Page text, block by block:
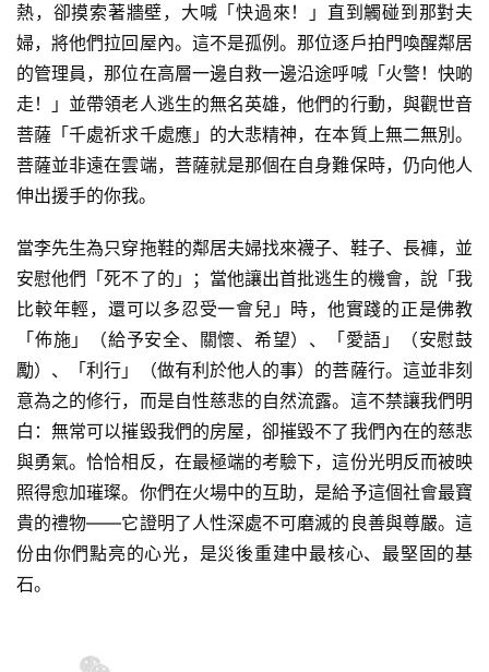
熱，卻摸索著牆壁，大喊「快過來！」直到觸碰到那對夫
婦，將他們拉回屋內。這不是孤例。那位逐戶拍門喚醒鄰居
的管理員，那位在高層一邊自救一邊沿途呼喊「火警！快啲
走！」並帶領老人逃生的無名英雄，他們的行動，與觀世音
菩薩「千處祈求千處應」的大悲精神，在本質上無二無別。
菩薩並非遠在雲端，菩薩就是那個在自身難保時，仍向他人
伸出援手的你我。
當李先生為只穿拖鞋的鄰居夫婦找來襪子、鞋子、長褲，並
安慰他們「死不了的」；當他讓出首批逃生的機會，說「我
比較年輕，還可以多忍受一會兒」時，他實踐的正是佛教
「佈施」（給予安全、關懷、希望）、「愛語」（安慰鼓
勵）、「利行」（做有利於他人的事）的菩薩行。這並非刻
意為之的修行，而是自性慈悲的自然流露。這不禁讓我們明
白：無常可以摧毀我們的房屋，卻摧毀不了我們內在的慈悲
與勇氣。恰恰相反，在最極端的考驗下，這份光明反而被映
照得愈加璀璨。你們在火場中的互助，是給予這個社會最寶
貴的禮物——它證明了人性深處不可磨滅的良善與尊嚴。這
份由你們點亮的心光，是災後重建中最核心、最堅固的基
石。